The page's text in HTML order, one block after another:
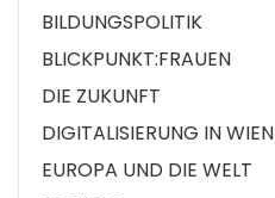
BILDUNGSPOLITIK
BLICKPUNKT:FRAUEN
DIE ZUKUNFT
DIGITALISIERUNG IN WIEN
EUROPA UND DIE WELT